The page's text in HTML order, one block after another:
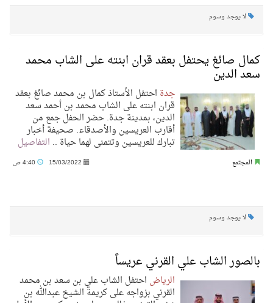
لا يوجد وسوم
كمال صائغ يحتفل بعقد قران ابنته على الشاب محمد
سعد الدين
جدة احتفل الأستاذ كمال بن محمد صائغ بعقد
قران ابنته على الشاب محمد بن أحمد سعد
الدين، بمدينة جدة. حضر الحفل جمع من
أقارب العريسين والأصدقاء. صحيفة أخبار
تبارك للعريسين وتتمنى لهما حياة .. التفاصيل
المجتمع 15/03/2022
لا يوجد وسوم
بالصور الشاب علي القرني عريساً
الرياض احتفل الشاب علي بن سعد بن محمد
القرني بزواجه على كريمة الشيخ عبدالله بن